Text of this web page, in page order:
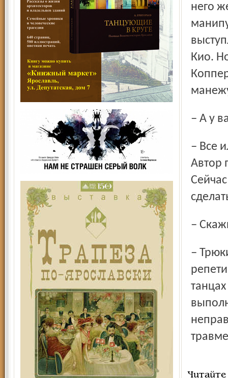
него
Кио.
– А у
– Все иллюзионные трюки уже давно были придуманы.
Автор
–
– Трюки, конечно, достаточно сложные. Во время